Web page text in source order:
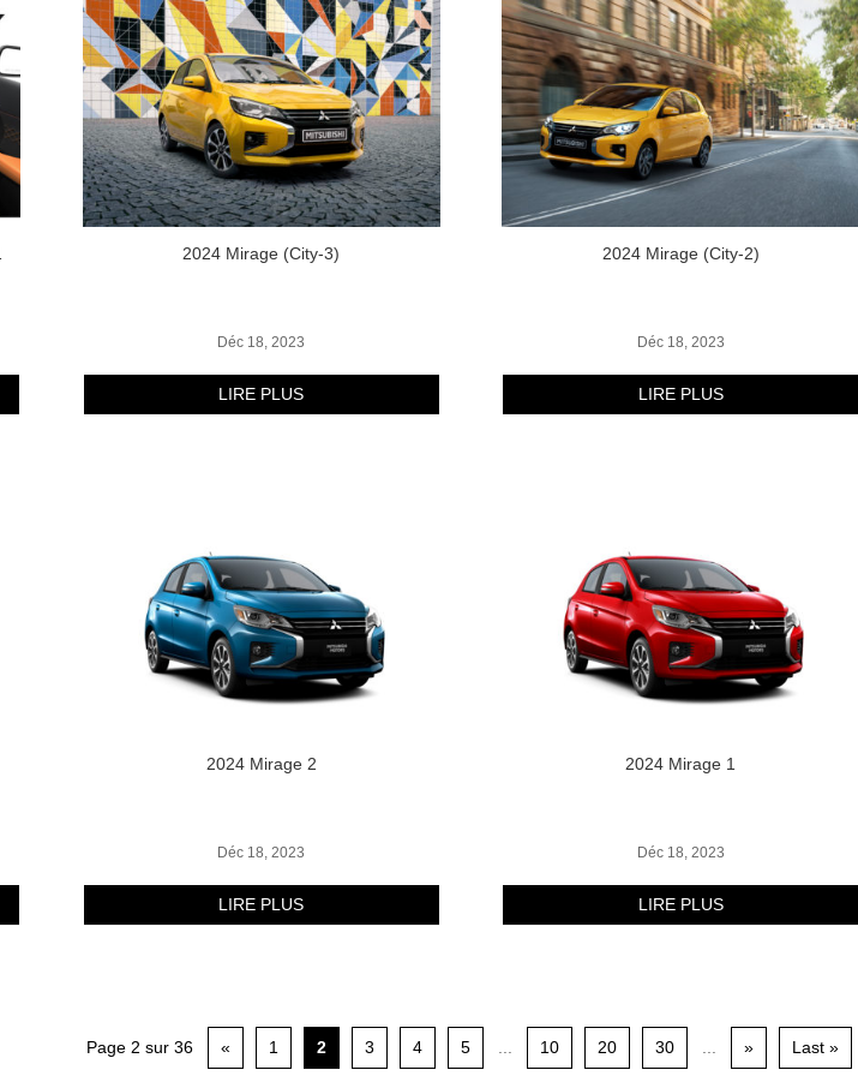
2024 Mirage (City-3)
Déc 18, 2023
LIRE PLUS
2024 Mirage 2
Déc 18, 2023
LIRE PLUS
2024 Mirage (City-2)
Déc 18, 2023
LIRE PLUS
2024 Mirage 1
Déc 18, 2023
LIRE PLUS
Page 2 sur 36 « 1 2 3 4 5 10 20 30 » Last »